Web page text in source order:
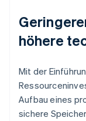
höhere
Mit der
Aufbau eines
sichere